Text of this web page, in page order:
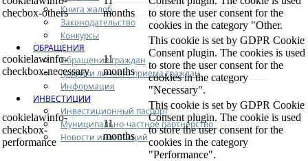
Книга жалоб
Законодательство
Конкурсы
ОБРАЩЕНИЯ
Обращения граждан
Графики личного приема граждан
Информация
ИНВЕСТИЦИИ
Инвестиционный паспорт
Муниципально-частное партнерство
Новости инвестиций
checbox-others
months
to store the user consent for the
cookies in the category "Other.
cookielawinfo-
checkbox-necessary
11
months
This cookie is set by GDPR Cookie
Consent plugin. The cookies is used
to store the user consent for the
cookies in the category
"Necessary".
cookielawinfo-
checkbox-
performance
11
months
This cookie is set by GDPR Cookie
Consent plugin. The cookie is used
to store the user consent for the
cookies in the category
"Performance".